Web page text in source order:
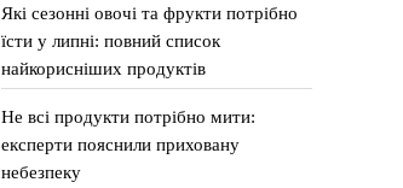
Які сезонні овочі та фрукти потрібно
їсти у липні: повний список
найкорисніших продуктів
Не всі продукти потрібно мити:
експерти пояснили приховану
небезпеку